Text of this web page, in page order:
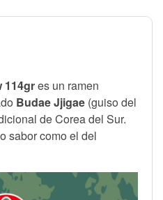
114gres un ramen
Budae Jjigae (guiso del
de Corea del Sur.
sabor como el del